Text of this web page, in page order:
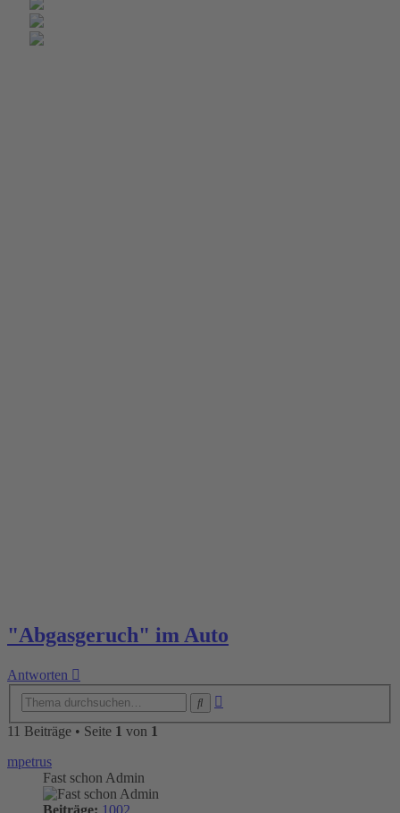
"Abgasgeruch" im Auto
Antworten
11 Beiträge • Seite 1 von 1
mpetrus
Fast schon Admin
Beiträge: 1002